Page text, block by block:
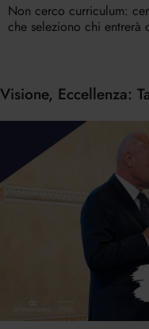
Non cerco curriculum:
che seleziono chi entrerà
Visione, Eccellenza: